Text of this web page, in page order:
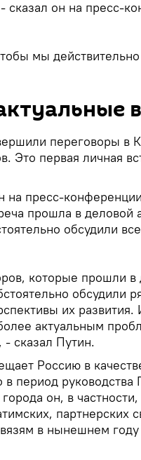
он на пресс-
мы
переговоры в
Это первая личная
пресс-
прошла в деловой
обсудили
которые прошли в
обсудили
их развития.
актуальным
сказал Путин.
Россию в
в период руководства
он, в
партнерских
в нынешнем